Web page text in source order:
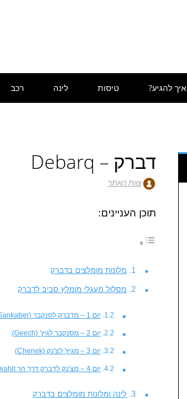
איך להגיע? טיסות לינה רכב
דברק – Debarq
צוות האתר
תוכן העניינים:
מלונות מומלצים בדברק
מסלול מעגלי מומלץ סביב לדברק
יום 1 – מדברק לסנקבר (Sankaber)
יום 2 – מסנקבר לגיץ' (Geech)
יום 3 – מגיץ' לצ'נק (Chenek)
יום 4 – מצ'נק לדברק דרך הר Bwahit
לינה ומלונות מומלצים בדברק